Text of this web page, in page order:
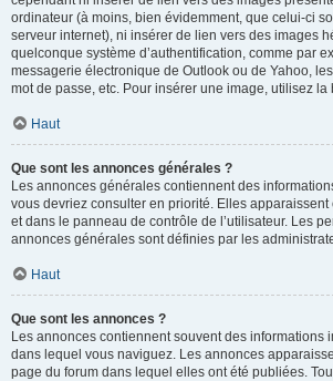
ordinateur (à moins, bien évidemment, que celui-ci
serveur internet), ni insérer de lien vers des images
quelconque système d’authentification, comme par
messagerie électronique de Outlook ou de Yahoo,
mot de passe, etc. Pour insérer une image, utilisez
Haut
Que sont les annonces générales ?
Les annonces générales contiennent des
vous devriez consulter en priorité. Elles
et dans le panneau de contrôle de l’utilisateur. Les
annonces générales sont définies par les
Haut
Que sont les annonces ?
Les annonces contiennent souvent des informations
dans lequel vous naviguez. Les annonces
page du forum dans lequel elles ont été publiées.